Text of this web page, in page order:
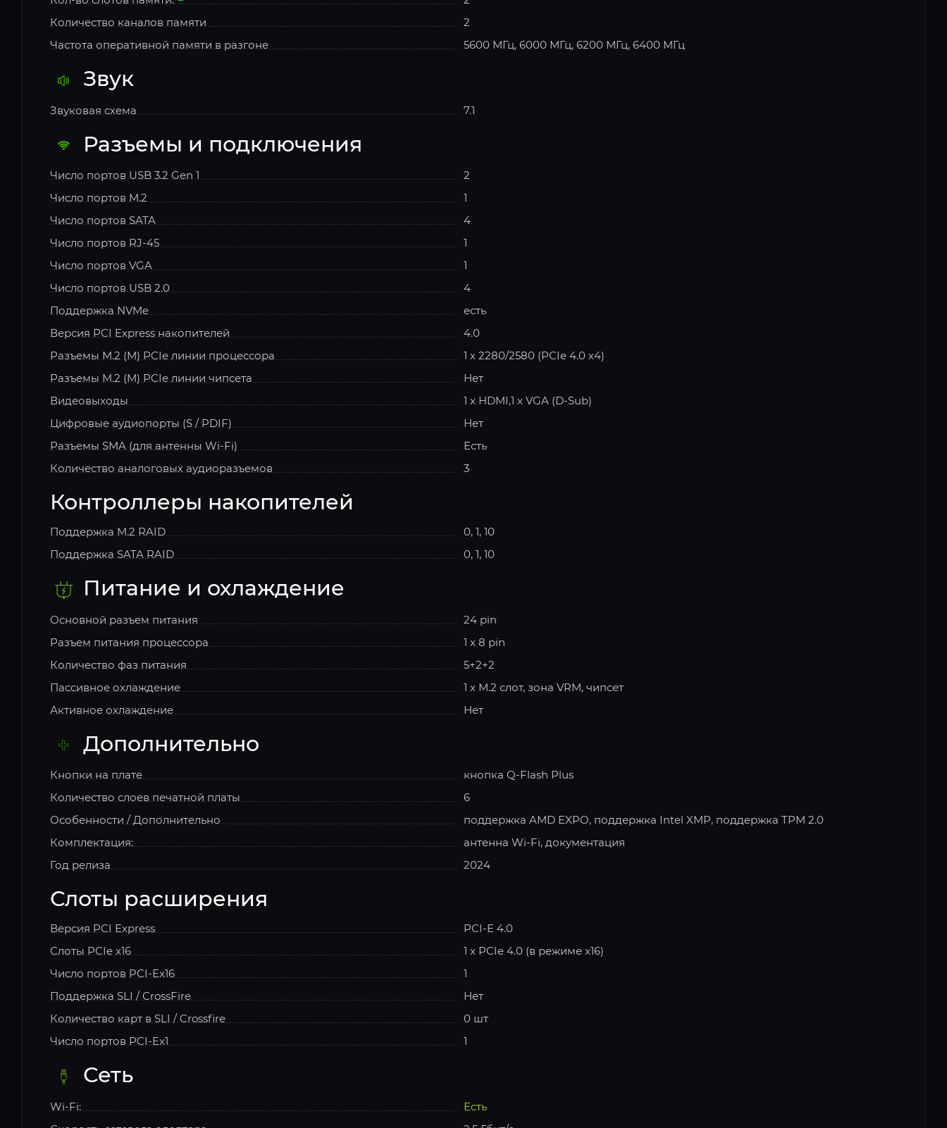
Количество каналов памяти
2
Частота оперативной памяти в разгоне
5600 МГц, 6000 МГц, 6200 МГц, 6400 МГц
Звук
Звуковая схема 7.1
Разъемы и подключения
Число портов USB 3.2 Gen 1
2
Число портов M.2
1
Число портов SATA
4
Число портов RJ-45
1
Число портов VGA
1
Число портов USB 2.0
4
Поддержка NVMe
есть
Версия PCI Express накопителей
4.0
Разъемы M.2 (M) PCIe линии процессора
1 x 2280/2580 (PCIe 4.0 x4)
Разъемы M.2 (M) PCIe линии чипсета
Нет
Видеовыходы
1 x HDMI,1 x VGA (D-Sub)
Цифровые аудиопорты (S / PDIF)
Нет
Разъемы SMA (для антенны Wi-Fi)
Есть
Количество аналоговых аудиоразъемов
3
Контроллеры накопителей
Поддержка M.2 RAID
0, 1, 10
Поддержка SATA RAID
0, 1, 10
Питание и охлаждение
Основной разъем питания
24 pin
Разъем питания процессора
1 x 8 pin
Количество фаз питания
5+2+2
Пассивное охлаждение
1 x M.2 слот, зона VRM, чипсет
Активное охлаждение
Нет
Дополнительно
Кнопки на плате
кнопка Q-Flash Plus
Количество слоев печатной платы
6
Особенности / Дополнительно
поддержка AMD EXPO, поддержка Intel XMP, поддержка TPM 2.0
Комплектация:
антенна Wi-Fi, документация
Год релиза
2024
Слоты расширения
Версия PCI Express
PCI-E 4.0
Слоты PCIe x16
1 x PCIe 4.0 (в режиме x16)
Число портов PCI-Ex16
1
Поддержка SLI / CrossFire
Нет
Количество карт в SLI / Crossfire
0 шт
Число портов PCI-Ex1
1
Сеть
Wi-Fi:
Есть